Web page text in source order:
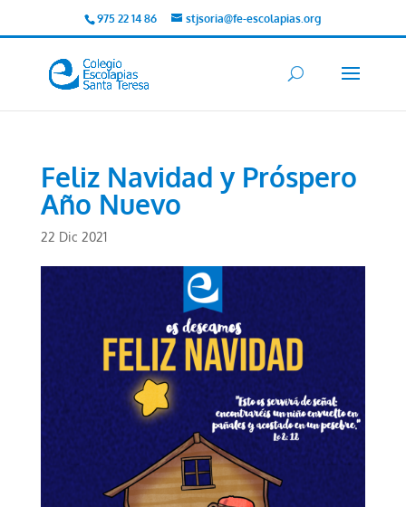
975 22 14 86 stjsoria@fe-escolapias.org
Feliz Navidad y Próspero
Año Nuevo
22 Dic 2021